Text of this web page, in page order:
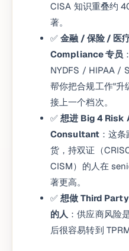
CISA 知识重叠约
著。
✅金融 / 保险 / 医
Compliance 专员
NYDFS / HIPAA /
帮你把合规工作"升
接上一个档次。
✅想进 Big 4 Risk
Consultant ：这
货，持双证（
CISM）的人在
著更高。
✅想做 Third
的人 ：供应商风险
后很容易转到